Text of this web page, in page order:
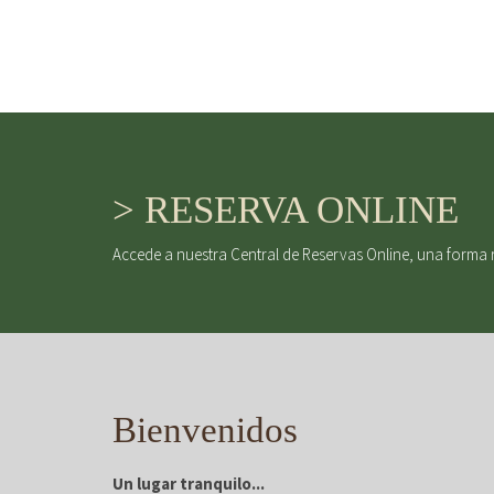
> RESERVA ONLINE
Accede a nuestra Central de Reservas Online, una
Bienvenidos
Un lugar tranquilo...